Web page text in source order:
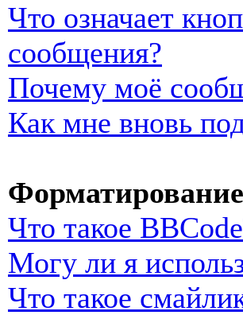
Что означает
сообщения?
Почему моё
Как мне вновь
Что такое
Могу ли я
Что такое